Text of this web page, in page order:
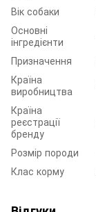
Вік собаки
Основні
інгредієнти
Призначення
Країна
виробництва
Країна
реєстрації
бренду
Розмір породи
Клас корму